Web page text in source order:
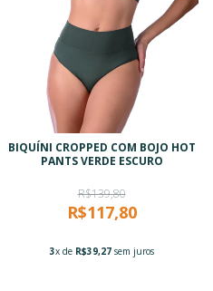
BIQUÍNI CROPPED COM BOJO HOT
PANTS VERDE ESCURO
R$139,80
R$117,80
3x de R$39,27sem juros